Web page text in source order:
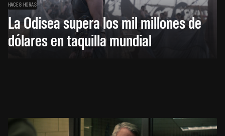
HACE 8 HORAS
La Odisea supera los mil millones de
dólares en taquilla mundial